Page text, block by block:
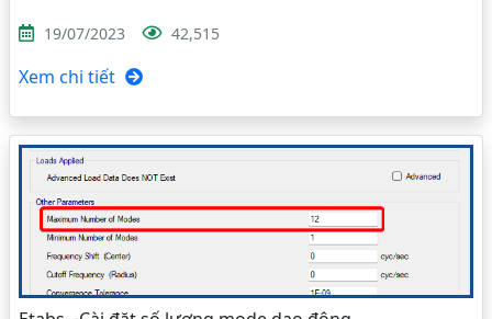
19/07/2023 42,515
Xem chi tiết